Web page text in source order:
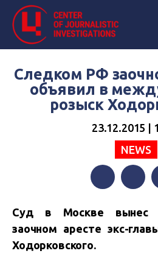
Следком РФ
объявил в
розыск
23.12.2015 |
NEWS
Суд в Москве вынес
заочном аресте экс-
Ходорковского.